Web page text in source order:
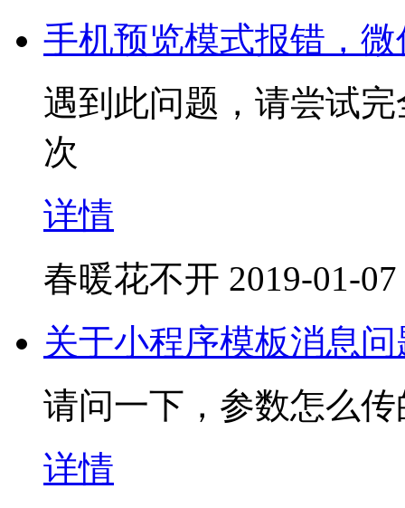
手机预览模式报错，
遇到此问题，请尝试
次
详情
春暖花不开 2019-01-
关于小程序模板消息
请问一下，参数怎么传
详情